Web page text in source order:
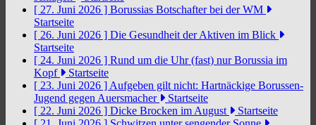
[ 27. Juni 2026 ] Borussias Botschafter bei der WM
Startseite
[ 26. Juni 2026 ] Die Gesundheit der Aktiven im Blick
Startseite
[ 24. Juni 2026 ] Rund um die Uhr (fast) nur Borussia im
Kopf
Startseite
[ 23. Juni 2026 ] Aufgeben gilt nicht: Hartnäckige Borussen-
Jugend gegen Auersmacher
Startseite
[ 22. Juni 2026 ] Dicke Brocken im August
Startseite